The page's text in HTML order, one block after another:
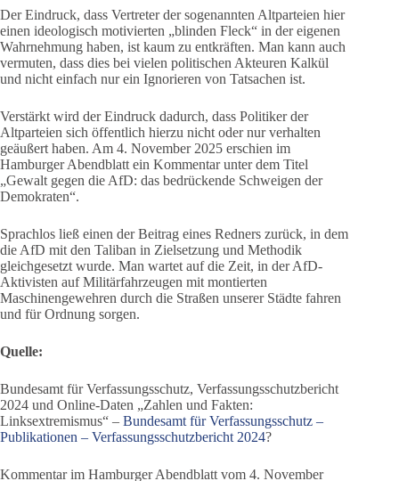
Der Eindruck, dass Vertreter der sogenannten Altparteien hier
einen ideologisch motivierten „blinden Fleck“ in der eigenen
Wahrnehmung haben, ist kaum zu entkräften. Man kann auch
vermuten, dass dies bei vielen politischen Akteuren Kalkül
und nicht einfach nur ein Ignorieren von Tatsachen ist.
Verstärkt wird der Eindruck dadurch, dass Politiker der
Altparteien sich öffentlich hierzu nicht oder nur verhalten
geäußert haben. Am 4. November 2025 erschien im
Hamburger Abendblatt ein Kommentar unter dem Titel
„Gewalt gegen die AfD: das bedrückende Schweigen der
Demokraten“.
Sprachlos ließ einen der Beitrag eines Redners zurück, in dem
die AfD mit den Taliban in Zielsetzung und Methodik
gleichgesetzt wurde. Man wartet auf die Zeit, in der AfD-
Aktivisten auf Militärfahrzeugen mit montierten
Maschinengewehren durch die Straßen unserer Städte fahren
und für Ordnung sorgen.
Quelle:
Bundesamt für Verfassungsschutz, Verfassungsschutzbericht
2024 und Online-Daten „Zahlen und Fakten:
Linksextremismus“ – Bundesamt für Verfassungsschutz –
Publikationen – Verfassungsschutzbericht 2024?
Kommentar im Hamburger Abendblatt vom 4. November